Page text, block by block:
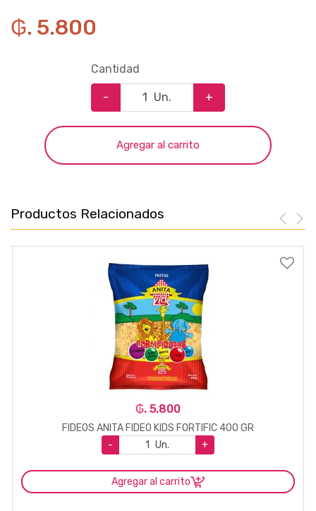
₲. 5.800
Cantidad
- Un. +
Agregar al carrito
Productos Relacionados
₲. 5.800
FIDEOS ANITA FIDEO KIDS FORTIFIC 400 GR
-
Un. +
Agregar al carrito